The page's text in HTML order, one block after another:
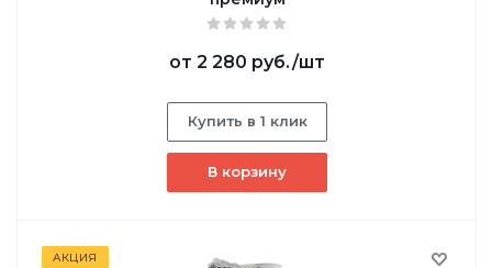
от 2 280 руб./шт
Купить в 1 клик
В корзину
АКЦИЯ